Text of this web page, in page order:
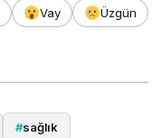
Vay
Üzgün
#sağlık